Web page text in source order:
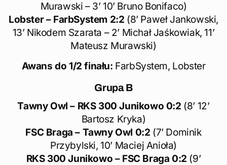
Murawski – 3’ 10’ Bruno Bonifaco)
Lobster – FarbSystem 2:2 (8’ Paweł Jankowski,
13’ Nikodem Szarata – 2’ Michał Jaśkowiak, 11’
Mateusz Murawski)
Awans do 1/2 finału: FarbSystem, Lobster
GrupaB
Tawny Owl – RKS 300 Junikowo 0:2 (8’ 12’
Bartosz Kryka)
FSC Braga – Tawny Owl 0:2 (7’ Dominik
Przybylski, 10’ Maciej Anioła)
RKS 300 Junikowo – FSC Braga 0:2 (9’